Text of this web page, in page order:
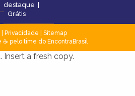
destaque |
Grátis
| Privacidade
Sitemap
pelo time do EncontraBrasil
a fresh copy.